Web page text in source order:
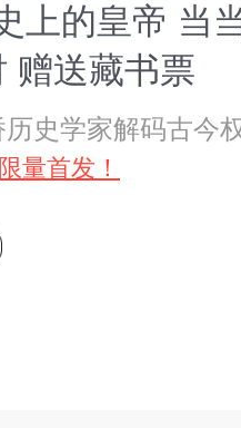
上的皇帝 当
赠送藏书票
史学家解码古今
量首发！